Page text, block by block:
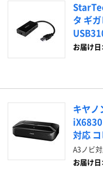
タ ギ
お届け日
キヤノ
対応
A3ノビ
お届け日